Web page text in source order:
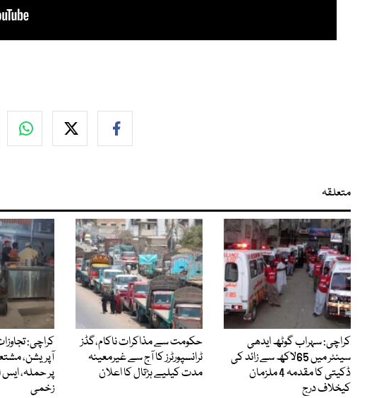
متعلقہ
کراچی: سہراب گوٹھ ایدھی
سینٹر میں 65لاکھ سے زائد کی
ڈکیتی کا مقدمہ 4 ملزمان
کیخلاف درج
حکومت سے مذاکرات ناکام،گڈز
ٹرانسپورٹرز کا آج سے غیرمعینہ
مدت کیلیے ہڑتال کا اعلان
کراچی:
آپریشن،
پر حملہ،
زخمی